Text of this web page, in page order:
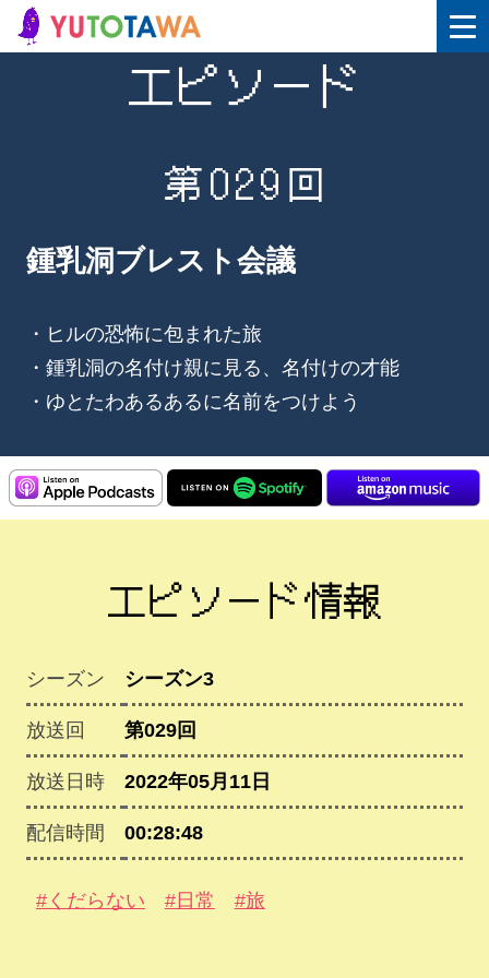
エピソード
第029回
鍾乳洞ブレスト会議
・ヒルの恐怖に包まれた旅
・鍾乳洞の名付け親に見る、名付けの才能
・ゆとたわあるあるに名前をつけよう
エピソード情報
シーズン シーズン3
放送回 第029回
放送日時 2022年05月11日
配信時間 00:28:48
#くだらない #日常 #旅